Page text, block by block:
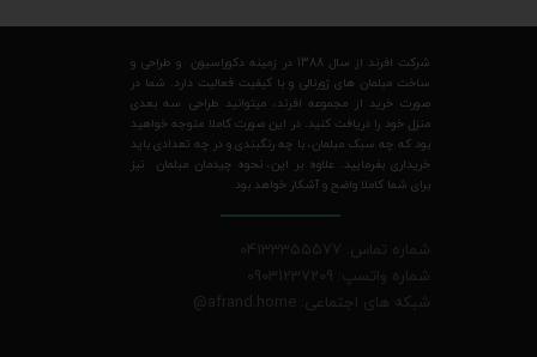
شرکت افرند از سال 1388 در زمینه دکوراسیون و طراحی و
ساخت مبلمان های ژورنالی و با کیفیت فعالیت دارد. شما در
صورت خرید از مجموعه افرند، میتوانید طراحی سه بعدی
منزل خود را دریافت کنید. در این صورت کاملا متوجه خواهید
بود که چه سبک مبلمان، با چه رنگبندی و در چه تعدادی باید
خریداری بفرمایید. علاوه بر این، نحوه چیدمان مبلمان نیز
برای شما کاملا واضح و آشکار خواهد بود.
شماره تماس: 04133355577
شماره واتسپ: 09031237209
شبکه های اجتماعی: afrand.home
@